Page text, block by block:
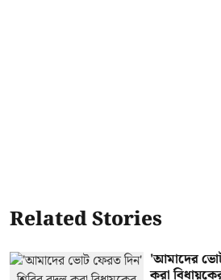
Related Stories
'আমাদের
করা